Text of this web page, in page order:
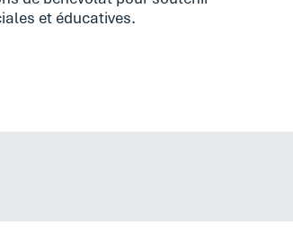
et éducatives.